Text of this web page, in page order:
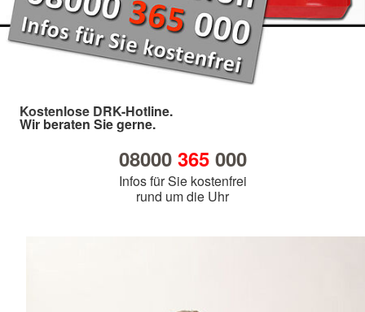
Kostenlose DRK-Hotline.
Wir beraten Sie gerne.
08000 365000
Infos für Sie kostenfrei
rund um die Uhr